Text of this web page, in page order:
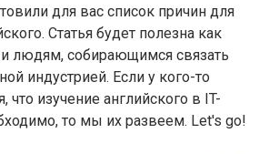
для вас список причин для
Статья будет полезна как
и людям, собирающимся связать
индустрией. Если у кого-то
что изучение английского в IT-
то мы их развеем. Let's go!